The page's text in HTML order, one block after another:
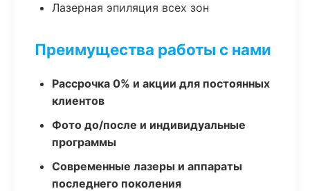
Лазерная эпиляция всех зон
Преимущества работы с нами
Рассрочка 0% и акции для постоянных
клиентов
Фото до/после и индивидуальные
программы
Современные лазеры и аппараты
последнего поколения